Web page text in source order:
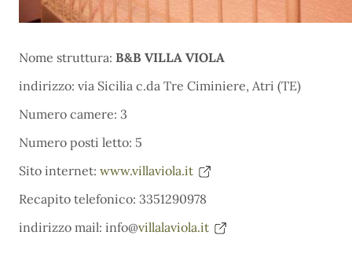
Nome struttura: B&B VILLA VIOLA
indirizzo: via Sicilia c.da Tre Ciminiere, Atri (TE)
Numero camere: 3
Numero posti letto: 5
Sito internet: www.villaviola.it
Recapito telefonico: 3351290978
indirizzo mail: info@villalaviola.it